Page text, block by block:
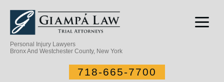
Personal Injury Lawyers
Bronx And Westchester County, New York
718-665-7700